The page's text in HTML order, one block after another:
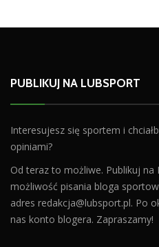
PUBLIKUJ NA LUBSPORT
Interesujesz się sportem i
opiniami?
Od teraz to możliwe. Publikuj
możliwość pisania bloga
adres redakcja@lubsport.pl. Po
nas konto blogera. Zapraszamy!